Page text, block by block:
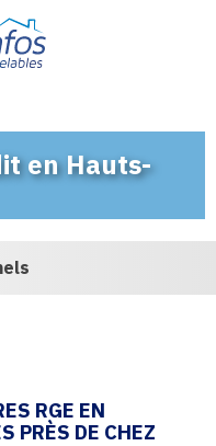
en Hauts-
RGE EN
PRÈS DE CHEZ